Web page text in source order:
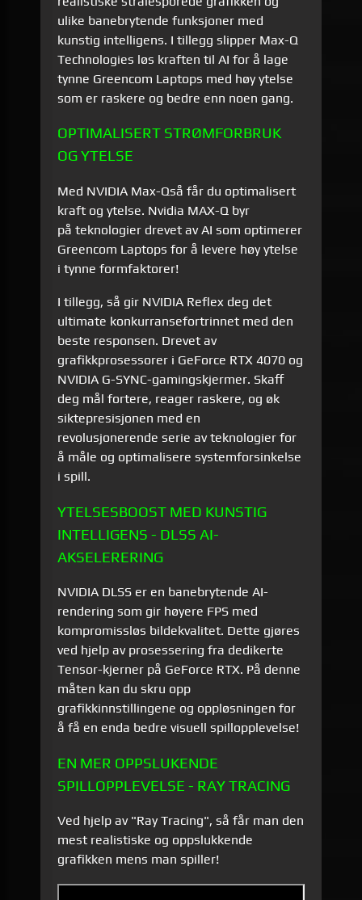
ulike banebrytende funksjoner med
kunstig intelligens. I tillegg slipper Max-Q
Technologies løs kraften til AI for å lage
tynne Greencom Laptops med høy ytelse
som er raskere og bedre enn noen gang.
OPTIMALISERT STRØMFORBRUK
OG YTELSE
Med NVIDIA Max-Qså får du optimalisert
kraft og ytelse. Nvidia MAX-Q byr
på teknologier drevet av AI som optimerer
Greencom Laptops for å levere høy ytelse
i tynne formfaktorer!
I tillegg, så gir NVIDIA Reflex deg det
ultimate konkurransefortrinnet med den
beste responsen. Drevet av
grafikkprosessorer i GeForce RTX 4070 og
NVIDIA G-SYNC-gamingskjermer. Skaff
deg mål fortere, reager raskere, og øk
siktepresisjonen med en
revolusjonerende serie av teknologier for
å måle og optimalisere systemforsinkelse
i spill.
YTELSESBOOST MED KUNSTIG
INTELLIGENS - DLSS AI-
AKSELERERING
NVIDIA DLSS er en banebrytende AI-
rendering som gir høyere FPS med
kompromissløs bildekvalitet. Dette gjøres
ved hjelp av prosessering fra dedikerte
Tensor-kjerner på GeForce RTX. På denne
måten kan du skru opp
grafikkinnstillingene og oppløsningen for
å få en enda bedre visuell spillopplevelse!
EN MER OPPSLUKENDE
SPILLOPPLEVELSE - RAY TRACING
Ved hjelp av "Ray Tracing", så får man den
mest realistiske og oppslukkende
grafikken mens man spiller!